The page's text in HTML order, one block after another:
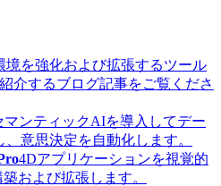
境を強化および拡張するツール
介するブログ記事をご覧くださ
マンティックAIを導入してデー
、意思決定を自動化します。
4Dアプリケーションを視覚的
築および拡張します。